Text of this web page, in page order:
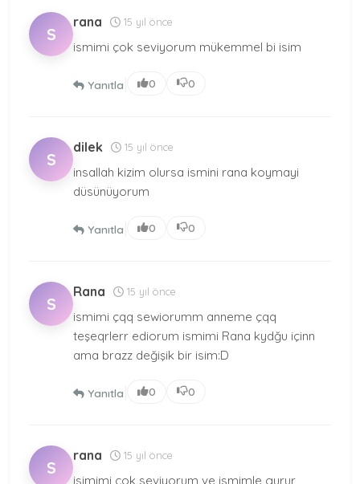
S
rana 15 yıl önce
ismimi çok seviyorum mükemmel bi isim
Yanıtla 0 0
S
dilek 15 yıl önce
insallah kizim olursa ismini rana koymayi
düsünüyorum
Yanıtla 0 0
S
Rana 15 yıl önce
ismimi çqq sewiorumm anneme çqq
teşeqrlerr ediorum ismimi Rana kydğu içinn
ama brazz değişik bir isim:D
Yanıtla 0 0
S
rana 15 yıl önce
isimimi çok seviyorum ve ismimle gurur